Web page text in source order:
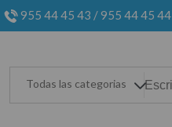
955 44 45 43 /955 44 45 44
Todas las categorias